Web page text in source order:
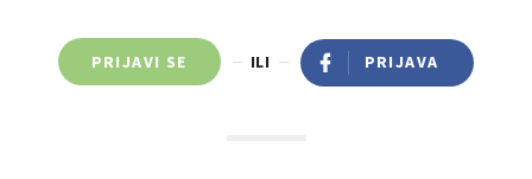
PRIJAVI SE ILI PRIJAVA